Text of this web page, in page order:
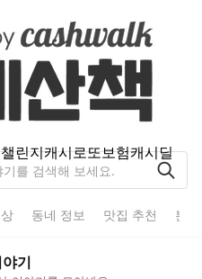
린지캐시로또보험캐시딜
동네 정보 맛집 추천 분
기